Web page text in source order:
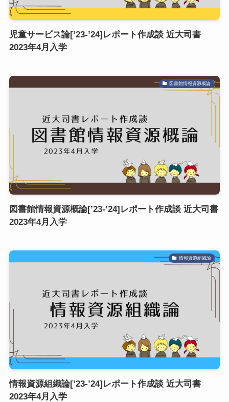
児童サービス論[’23-’24]レポート作成談 近大司書
2023年4月入学
図書館情報資源概論
図書館情報資源概論[’23-’24]レポート作成談 近大司書
2023年4月入学
情報資源組織論
情報資源組織論[’23-’24]レポート作成談 近大司書
2023年4月入学